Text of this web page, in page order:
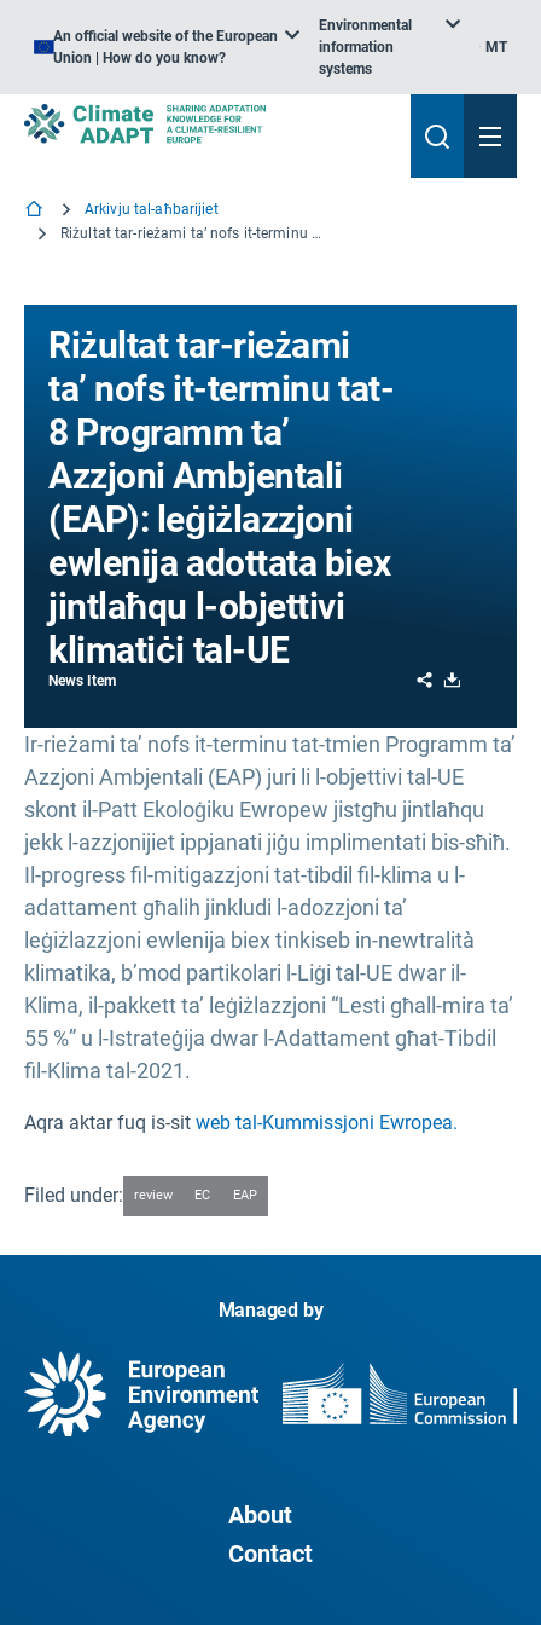
An official website of the European
Union | How do you know?
Environmental
information
systems
MT
Arkivju tal-aħbarijiet
Riżultat tar-rieżami ta’ nofs it-terminu tat-8 Programm ta’ Azzjoni Ambjentali (EAP): leġiżlazzjoni ewlenija adottata biex jintlaħqu l-objettivi klimatiċi tal-UE
Riżultat tar-rieżami
ta’ nofs it-terminu tat-
8 Programm ta’
Azzjoni Ambjentali
(EAP): leġiżlazzjoni
ewlenija adottata biex
jintlaħqu l-objettivi
klimatiċi tal-UE
News Item Share
Ir-rieżami ta’ nofs it-terminu tat-tmien Programm ta’
Azzjoni Ambjentali (EAP) juri li l-objettivi tal-UE
skont il-Patt Ekoloġiku Ewropew jistgħu jintlaħqu
jekk l-azzjonijiet ippjanati jiġu implimentati bis-sħiħ.
Il-progress fil-mitigazzjoni tat-tibdil fil-klima u l-
adattament għalih jinkludi l-adozzjoni ta’
leġiżlazzjoni ewlenija biex tinkiseb in-newtralità
klimatika, b’mod partikolari l-Liġi tal-UE dwar il-
Klima, il-pakkett ta’ leġiżlazzjoni “Lesti għall-mira ta’
55 %” u l-Istrateġija dwar l-Adattament għat-Tibdil
fil-Klima tal-2021.
Aqra aktar fuq is-sit web tal-Kummissjoni Ewropea.
Filed under: review EC EAP
Managed by
About
Contact